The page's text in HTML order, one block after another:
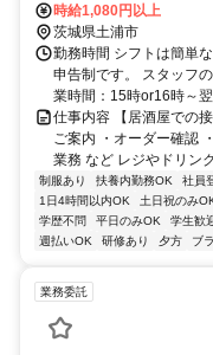
時給1,080円以上
茨城県土浦市
勤務時間 シフトは簡単
申告制です。 スタッフ
業時間：15時or16時～
仕事内容 【居酒屋での
ご案内 ・オーダー確認
業務 など レジやドリン
制服あり 扶養内勤務OK 社員
1日4時間以内OK
土日祝のみ
学歴不問
平日のみOK 学生歓
週払いOK
研修あり 夕方 ブ
業務委託